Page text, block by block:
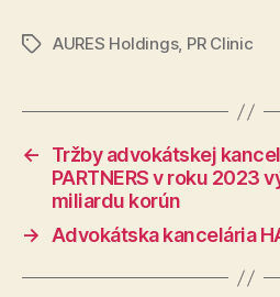
ZnačkyAURES Holdings, PR Clinic
←
Tržby advokátskej
PARTNERS v roku 2023
miliardu korún
→
Advokátska kancelária